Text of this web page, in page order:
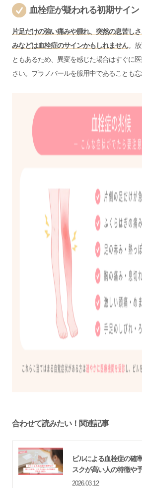
血栓症が疑われる初期サイン
片足だけの強い痛みや腫れ、突然の息苦し
みなどは血栓症のサインかもしれません。
ともあるため、異変を感じた場合はすぐに
さい。プラノバールを服用中であることも忘
合わせて読みたい！関連記事
ピルによる血栓症の確
スクが高い人の特徴や
2026.03.12